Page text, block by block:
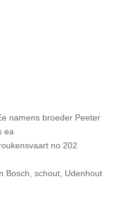
namens broeder Peeter
ea
no 202
Bosch, schout, Udenhout